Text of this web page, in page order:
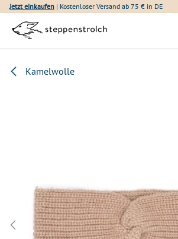
Zum Inhalt springen
Jetzt einkaufen | Kostenloser Versand ab 75 € in DE
Kamelwolle